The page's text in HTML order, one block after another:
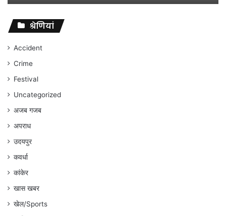
विवादों
संघर्ष
जारी
रहेगा
अंकित
गौरहा
श्रेणियां
Accident
Crime
Festival
Uncategorized
अजब गजब
अपराध
उदयपुर
कवर्धा
कांकेर
खास खबर
खेल/Sports